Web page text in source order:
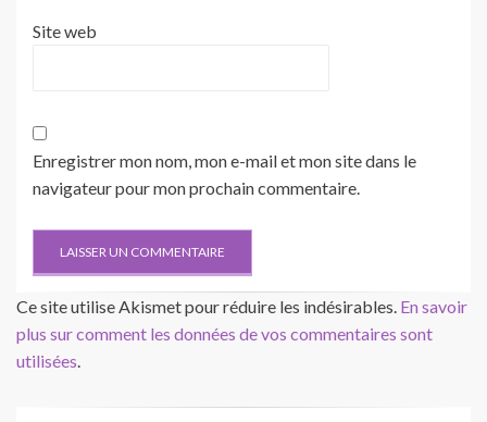
Site web
Enregistrer mon nom, mon e-mail et mon site dans le
navigateur pour mon prochain commentaire.
Ce site utilise Akismet pour réduire les indésirables. En savoir
plus sur comment les données de vos commentaires sont
utilisées.